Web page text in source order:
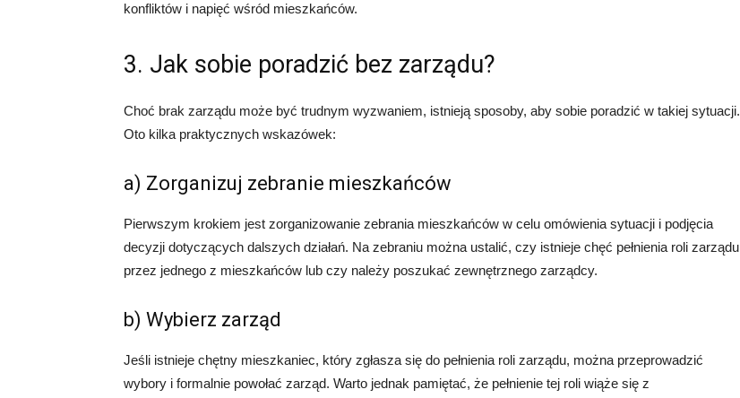
konfliktów i napięć wśród mieszkańców.
3. Jak sobie poradzić bez zarządu?
Choć brak zarządu może być trudnym wyzwaniem, istnieją sposoby, aby sobie poradzić w takiej sytuacji.
Oto kilka praktycznych wskazówek:
a) Zorganizuj zebranie mieszkańców
Pierwszym krokiem jest zorganizowanie zebrania mieszkańców w celu omówienia sytuacji i podjęcia
decyzji dotyczących dalszych działań. Na zebraniu można ustalić, czy istnieje chęć pełnienia roli zarządu
przez jednego z mieszkańców lub czy należy poszukać zewnętrznego zarządcy.
b) Wybierz zarząd
Jeśli istnieje chętny mieszkaniec, który zgłasza się do pełnienia roli zarządu, można przeprowadzić
wybory i formalnie powołać zarząd. Warto jednak pamiętać, że pełnienie tej roli wiąże się z